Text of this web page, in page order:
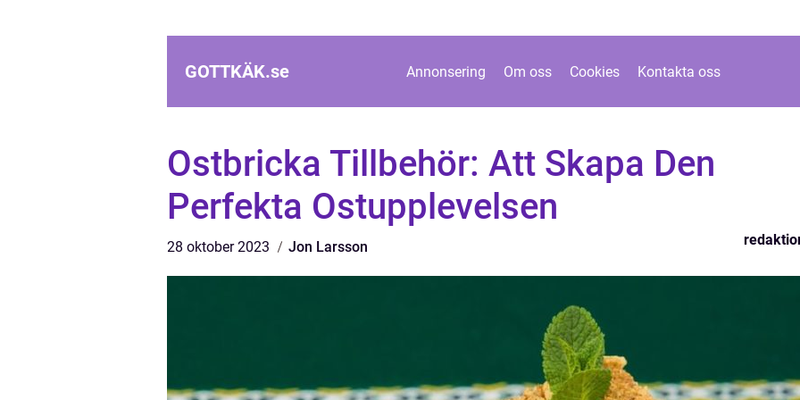
GOTTKÄK.se Annonsering Om oss Cookies Kontakta oss
Ostbricka Tillbehör: Att Skapa Den
Perfekta Ostupplevelsen
28 oktober 2023 Jon Larsson